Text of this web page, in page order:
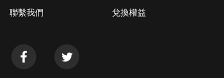
聯繫我們 兌換權益